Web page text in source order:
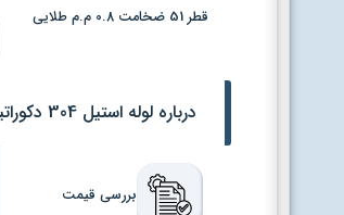
قطر 51 ضخامت 0.8 م.م طلایی
درباره لوله استیل 304 دکوراتیو قطر 51 ضخامت 0.8 م.م طلایی
بررسی قیمت